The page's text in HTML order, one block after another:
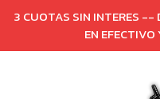
3 CUOTAS SIN INTERES --
EN